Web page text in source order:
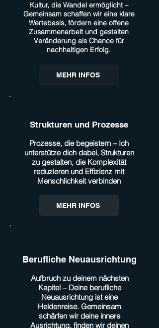
Kultur, die Wandel ermöglicht –
Gemeinsam schaffen wir eine klare
Wertebasis, fördern eine offene
Zusammenarbeit und gestalten
Veränderung als Chance für
nachhaltigen Erfolg.
MEHR INFOS
Strukturen und Prozesse
Prozesse, die begeistern – Ich
unterstütze dich dabei, Strukturen
zu gestalten, die Komplexität
reduzieren und Effizienz mit
Menschlichkeit verbinden
MEHR INFOS
Berufliche Neuausrichtung
Aufbruch zu deinem nächsten
Kapitel – Deine berufliche
Neuausrichtung ist eine
Heldenreise. Gemeinsam
schärfen wir deine innere
Ausrichtung, finden wir deinen